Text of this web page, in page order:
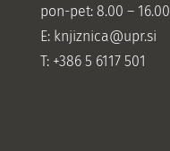
pon-pet: 8.00 – 16.00
E: knjiznica@upr.si
T: +386 5 6117 501